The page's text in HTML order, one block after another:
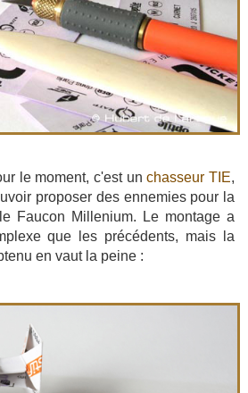
le moment, c'est unchasseur TIE,
proposer des ennemies pour la
Faucon Millenium. Le montage a
que les précédents, mais la
en vaut la peine :